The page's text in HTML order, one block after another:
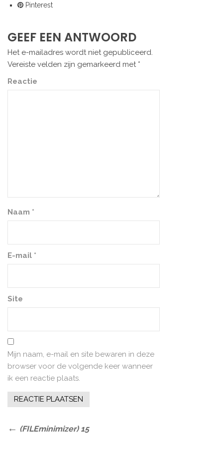
Pinterest
GEEF EEN ANTWOORD
Het e-mailadres wordt niet gepubliceerd.
Vereiste velden zijn gemarkeerd met *
Reactie
Naam *
E-mail *
Site
Mijn naam, e-mail en site bewaren in deze
browser voor de volgende keer wanneer
ik een reactie plaats.
Bericht
Previous
(FILEminimizer) 15